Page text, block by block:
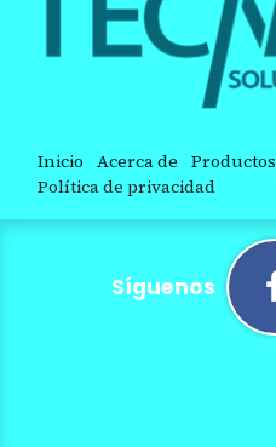
Inicio Acerca de Productos
Política de privacidad
Síguenos